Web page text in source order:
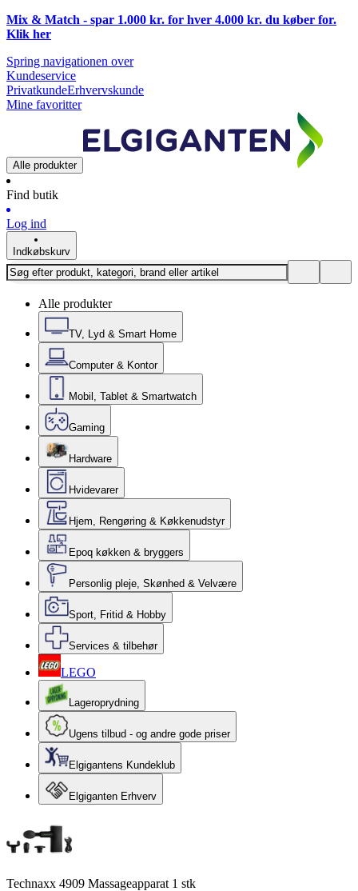
Mix & Match - spar 1.000 kr. for hver 4.000 kr. du køber for.
Klik her
Spring navigationen over
Kundeservice
PrivatkundeErhvervskunde
Mine favoritter
Alle produkter
Find butik
Log ind
Indkøbskurv
Alle produkter
TV, Lyd & Smart Home
Computer & Kontor
Mobil, Tablet & Smartwatch
Gaming
Hardware
Hvidevarer
Hjem, Rengøring & Køkkenudstyr
Epoq køkken & bryggers
Personlig pleje, Skønhed & Velvære
Sport, Fritid & Hobby
Services & tilbehør
LEGO
Lageroprydning
Ugens tilbud - og andre gode priser
Elgigantens Kundeklub
Elgiganten Erhverv
Technaxx 4909 Massageapparat 1 stk